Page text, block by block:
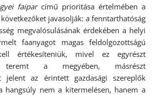
faiparcímű prioritása értelmében a
javasolják: a fenntarthatóság
megvalósulásának érdekében a helyi
faanyagot magas feldolgozottságú
értékesíteniük, mivel ez egyrészt
teremt a megyében, másrészt
jelent az érintett gazdasági szereplők
hangsúly nem a kitermelésen, hanem a